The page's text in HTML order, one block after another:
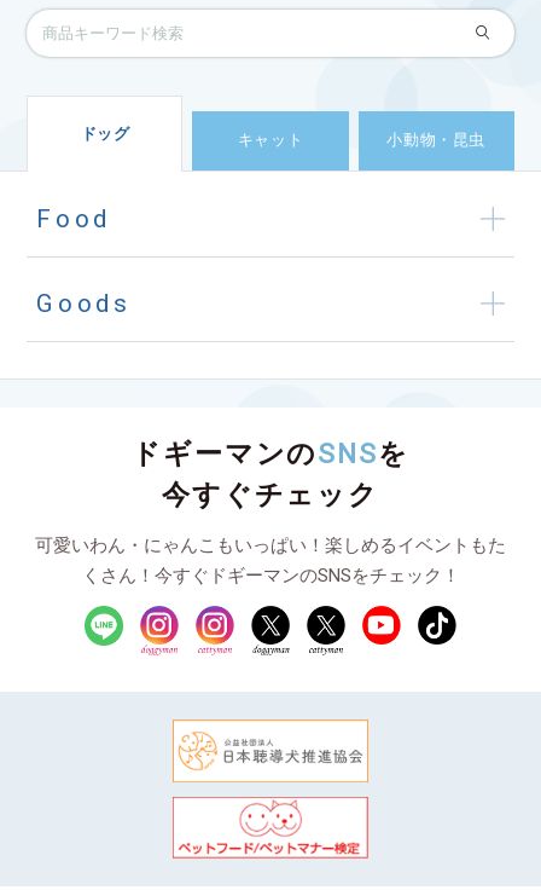
ドッグ キャット 小動物・昆虫
Food
Goods
ドギーマンのSNSを
今すぐチェック
可愛いわん・にゃんこもいっぱい！楽しめるイベントもた
くさん！今すぐドギーマンのSNSをチェック！